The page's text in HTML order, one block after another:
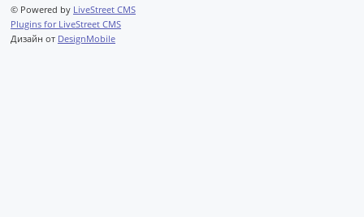
© Powered by LiveStreet CMS
Plugins for LiveStreet CMS
Дизайн от DesignMobile